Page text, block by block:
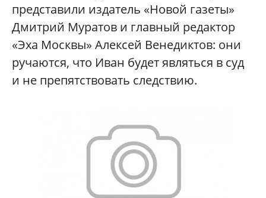
представили издатель «Новой газеты»
Дмитрий Муратов и главный редактор
«Эха Москвы» Алексей Венедиктов: они
ручаются, что Иван будет являться в суд
и не препятствовать следствию.